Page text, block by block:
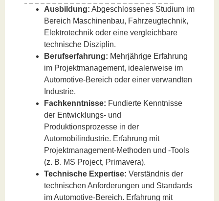
Ausbildung: Abgeschlossenes Studium im
Bereich Maschinenbau, Fahrzeugtechnik,
Elektrotechnik oder eine vergleichbare
technische Disziplin.
Berufserfahrung: Mehrjährige Erfahrung
im Projektmanagement, idealerweise im
Automotive-Bereich oder einer verwandten
Industrie.
Fachkenntnisse: Fundierte Kenntnisse
der Entwicklungs- und
Produktionsprozesse in der
Automobilindustrie. Erfahrung mit
Projektmanagement-Methoden und -Tools
(z. B. MS Project, Primavera).
Technische Expertise: Verständnis der
technischen Anforderungen und Standards
im Automotive-Bereich. Erfahrung mit